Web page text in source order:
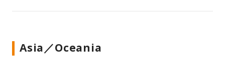
Asia／Oceania